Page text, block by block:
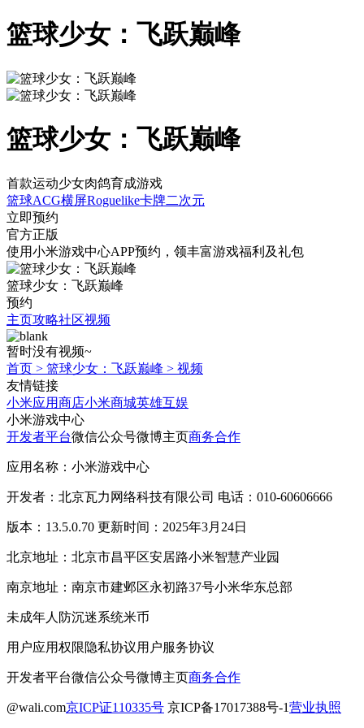
篮球少女：飞跃巅峰
篮球少女：飞跃巅峰
首款运动少女肉鸽育成游戏
篮球ACG横屏Roguelike卡牌二次元
立即预约
官方正版
使用小米游戏中心APP预约 ，领丰富游戏福利 及礼包
篮球少女：飞跃巅峰
预约
主页攻略社区视频
暂时没有视频~
首页 > 篮球少女：飞跃巅峰 > 视频
友情链接
小米应用商店小米商城英雄互娱
小米游戏中心
开发者平台微信公众号微博主页商务合作
应用名称：小米游戏中心
开发者：北京瓦力网络科技有限公司 电话：010-60606666
版本：13.5.0.70 更新时间：2025年3月24日
北京地址：北京市昌平区安居路小米智慧产业园
南京地址：南京市建邺区永初路37号小米华东总部
未成年人防沉迷系统米币
用户应用权限隐私协议用户服务协议
开发者平台微信公众号微博主页商务合作
@wali.com京ICP证110335号 京ICP备17017388号-1营业执照